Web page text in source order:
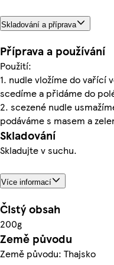
Skladování a příprava
Příprava a používání
Použití:
1. nudle vložíme do vařící
scedíme a přidáme do
2. scezené nudle
podáváme s masem a
Skladování
Skladujte v suchu.
Více informací
Čistý obsah
200g
Země původu
Země původu: Thajsko